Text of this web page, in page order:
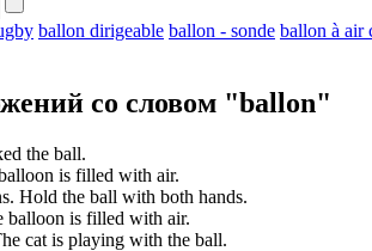
ballon dirigeable ballon - sonde ballon à air
со словом "ballon"
the ball.
is filled with air.
Hold the ball with both hands.
balloon is filled with air.
cat is playing with the ball.